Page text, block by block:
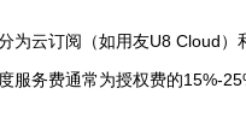
为云订阅（如用友U8 Cloud）
服务费通常为授权费的15%-